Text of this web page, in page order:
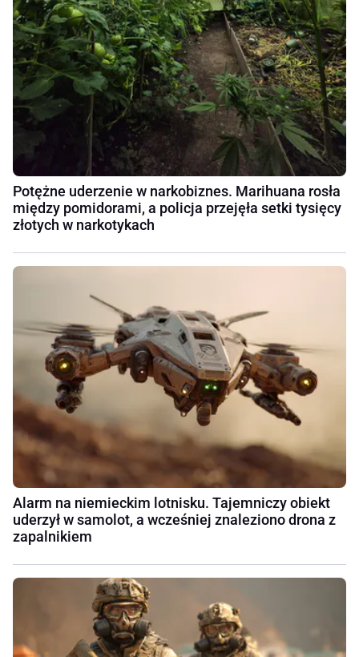
Potężne uderzenie w narkobiznes. Marihuana rosła
między pomidorami, a policja przejęła setki tysięcy
złotych w narkotykach
Alarm na niemieckim lotnisku. Tajemniczy obiekt
uderzył w samolot, a wcześniej znaleziono drona z
zapalnikiem